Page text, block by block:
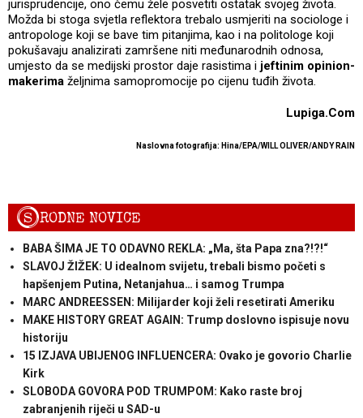
jurisprudencije, ono čemu žele posvetiti ostatak svojeg života.
Možda bi stoga svjetla reflektora trebalo usmjeriti na sociologe i
antropologe koji se bave tim pitanjima, kao i na politologe koji
pokušavaju analizirati zamršene niti međunarodnih odnosa,
umjesto da se medijski prostor daje rasistima i jeftinim opinion-
makerima željnima samopromocije po cijenu tuđih života.
Lupiga.Com
Naslovna fotografija: Hina/EPA/WILL OLIVER/ANDY RAIN
SRODNE NOVICE
BABA ŠIMA JE TO ODAVNO REKLA: „Ma, šta Papa zna?!?!“
SLAVOJ ŽIŽEK: U idealnom svijetu, trebali bismo početi s
hapšenjem Putina, Netanjahua… i samog Trumpa
MARC ANDREESSEN: Milijarder koji želi resetirati Ameriku
MAKE HISTORY GREAT AGAIN: Trump doslovno ispisuje novu
historiju
15 IZJAVA UBIJENOG INFLUENCERA: Ovako je govorio Charlie
Kirk
SLOBODA GOVORA POD TRUMPOM: Kako raste broj
zabranjenih riječi u SAD-u